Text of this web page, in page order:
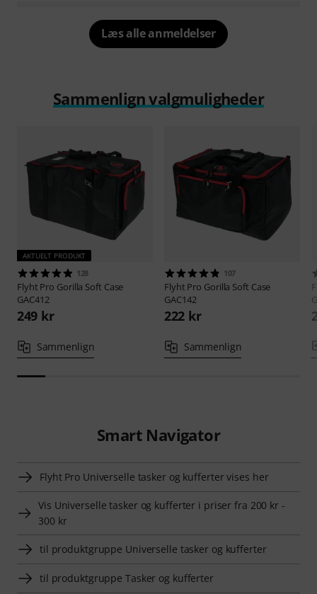
Læs alle anmeldelser
Sammenlign valgmuligheder
AKTUELT PRODUKT
128
Flyht Pro Gorilla Soft Case
GAC412
249 kr
Sammenlign
107
Flyht Pro Gorilla Soft Case
GAC142
222 kr
Sammenlign
Smart Navigator
Flyht Pro Universelle tasker og kufferter vises her
Vis Universelle tasker og kufferter i priser fra 200 kr -
300 kr
til produktgruppe Universelle tasker og kufferter
til produktgruppe Tasker og kufferter